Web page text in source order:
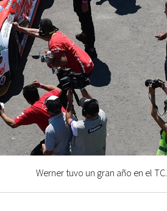
Werner tuvo un gran año en el TC.